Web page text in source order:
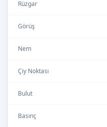
Rüzgar
Görüş
Nem
Çiy Noktası
Bulut
Basınç